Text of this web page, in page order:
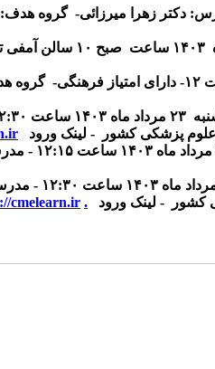
دکتر زهرا میرزائی- گروه هدف:
۱۴۰۳ ساعت صبح ۱۰
سالن آمفی
گروه
۲۳ مرداد ماه ۱۴۰۳ ساعت ۱۲:۳۰
علوم پزشکی کشور - لینک ورود
-
-
کشور - لینک ورود .
cmelearn.ir